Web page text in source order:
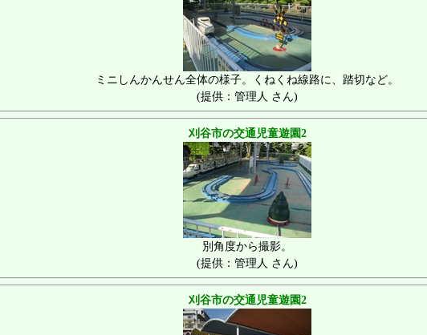
ミニしんかんせん全体の様子。くねくね線路に、踏切など。
(提供：管理人 さん)
刈谷市の交通児童遊園2
別角度から撮影。
(提供：管理人 さん)
刈谷市の交通児童遊園2